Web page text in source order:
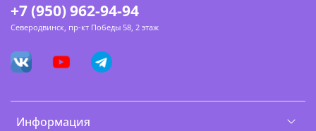
Информация
+7 (950) 962-94-94
Северодвинск, пр-кт Победы 58, 2 этаж